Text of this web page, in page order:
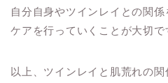
自分自身やツインレイとの関
ケアを行っていくことが大切で
以上、ツインレイと肌荒れの